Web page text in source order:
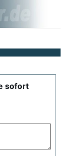
sofort